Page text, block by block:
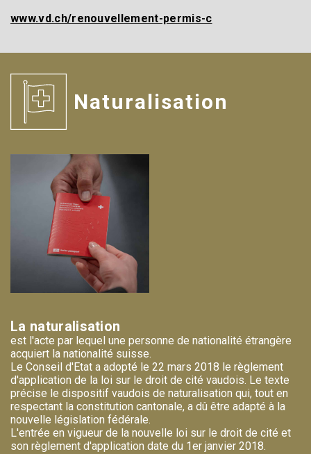
www.vd.ch/renouvellement-permis-c
Naturalisation
La naturalisation
est l'acte par lequel une personne de nationalité étrangère
acquiert la nationalité suisse.
Le Conseil d'Etat a adopté le 22 mars 2018 le règlement
d'application de la loi sur le droit de cité vaudois. Le texte
précise le dispositif vaudois de naturalisation qui, tout en
respectant la constitution cantonale, a dû être adapté à la
nouvelle législation fédérale.
L'entrée en vigueur de la nouvelle loi sur le droit de cité et
son règlement d'application date du 1er janvier 2018.